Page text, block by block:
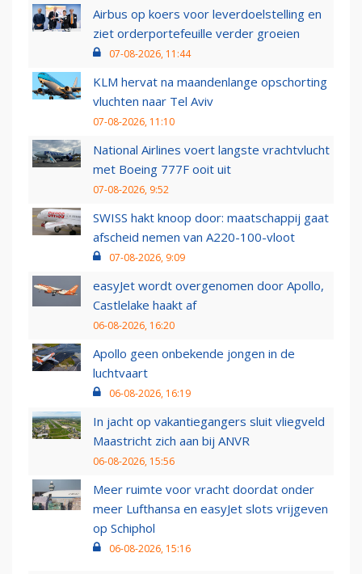
Airbus op koers voor leverdoelstelling en
ziet orderportefeuille verder groeien
07-08-2026, 11:44
KLM hervat na maandenlange opschorting
vluchten naar Tel Aviv
07-08-2026, 11:10
National Airlines voert langste vrachtvlucht
met Boeing 777F ooit uit
07-08-2026, 9:52
SWISS hakt knoop door: maatschappij gaat
afscheid nemen van A220-100-vloot
07-08-2026, 9:09
easyJet wordt overgenomen door Apollo,
Castlelake haakt af
06-08-2026, 16:20
Apollo geen onbekende jongen in de
luchtvaart
06-08-2026, 16:19
In jacht op vakantiegangers sluit vliegveld
Maastricht zich aan bij ANVR
06-08-2026, 15:56
Meer ruimte voor vracht doordat onder
meer Lufthansa en easyJet slots vrijgeven
op Schiphol
06-08-2026, 15:16